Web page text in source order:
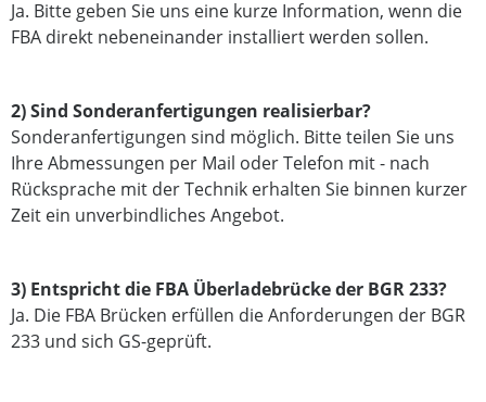
Ja. Bitte geben Sie uns eine kurze Information, wenn die
FBA direkt nebeneinander installiert werden sollen.
2) Sind Sonderanfertigungen realisierbar?
Sonderanfertigungen sind möglich. Bitte teilen Sie uns
Ihre Abmessungen per Mail oder Telefon mit - nach
Rücksprache mit der Technik erhalten Sie binnen kurzer
Zeit ein unverbindliches Angebot.
3) Entspricht die FBA Überladebrücke der BGR 233?
Ja. Die FBA Brücken erfüllen die Anforderungen der BGR
233 und sich GS-geprüft.